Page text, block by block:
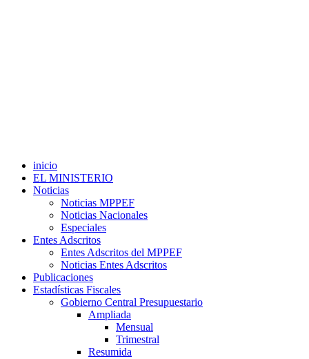
inicio
EL MINISTERIO
Noticias
Noticias MPPEF
Noticias Nacionales
Especiales
Entes Adscritos
Entes Adscritos del MPPEF
Noticias Entes Adscritos
Publicaciones
Estadísticas Fiscales
Gobierno Central Presupuestario
Ampliada
Mensual
Trimestral
Resumida